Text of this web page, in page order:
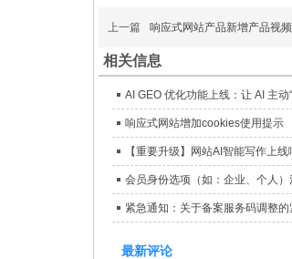
上一篇 响应式网站产品新增产品视
相关信息
AI GEO 优化功能上线：让 AI 主动
响应式网站增加cookies使用提示
【重要升级】网站AI智能写作上线
会员身份选项（如：企业、个人
紧急通知：关于备案服务码调整的
最新评论